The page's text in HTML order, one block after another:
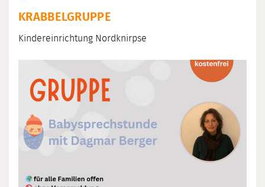
KRABBELGRUPPE
Kindereinrichtung Nordknirpse